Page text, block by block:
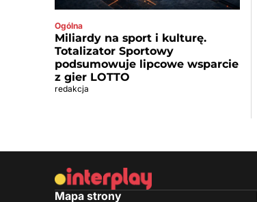
Ogólna
Miliardy na sport i kulturę.
Totalizator Sportowy
podsumowuje lipcowe wsparcie
z gier LOTTO
redakcja
Mapa strony